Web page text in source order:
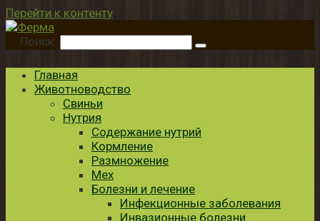
Перейти к контенту
Поиск:
Главная
Животноводство
Свиньи
Нутрия
Содержание нутрий
Кормление
Размножение
Мех
Болезни и лечение
Инфекционные заболевания
Инвазионные болезни